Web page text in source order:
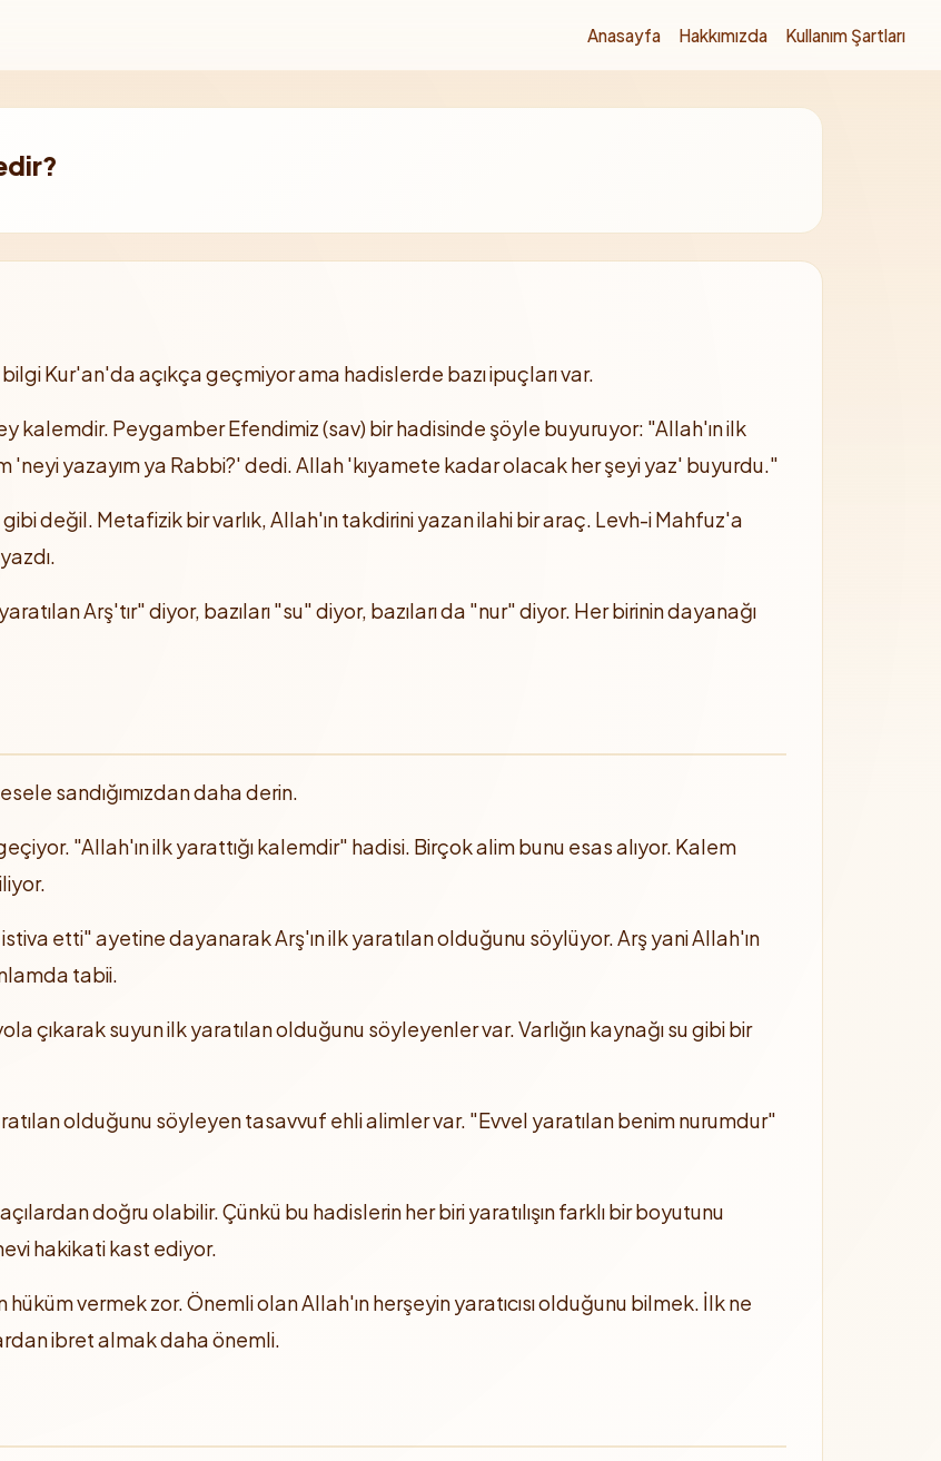
Anasayfa Hakkımızda Kullanım Şartları
Kur'an'da açıkça geçmiyor ama hadislerde bazı ipuçları var.
kalemdir. Peygamber Efendimiz (sav) bir hadisinde şöyle buyuruyor: "Allah'ın ilk
'neyi yazayım ya Rabbi?' dedi. Allah 'kıyamete kadar olacak her şeyi yaz' buyurdu."
değil. Metafizik bir varlık, Allah'ın takdirini yazan ilahi bir araç. Levh-i Mahfuz'a
Arş'tır" diyor, bazıları "su" diyor, bazıları da "nur" diyor. Her birinin dayanağı
sandığımızdan daha derin.
"Allah'ın ilk yarattığı kalemdir" hadisi. Birçok alim bunu esas alıyor. Kalem
etti" ayetine dayanarak Arş'ın ilk yaratılan olduğunu söylüyor. Arş yani Allah'ın
tabii.
çıkarak suyun ilk yaratılan olduğunu söyleyenler var. Varlığın kaynağı su gibi bir
olduğunu söyleyen tasavvuf ehli alimler var. "Evvel yaratılan benim nurumdur"
doğru olabilir. Çünkü bu hadislerin her biri yaratılışın farklı bir boyutunu
hakikati kast ediyor.
vermek zor. Önemli olan Allah'ın herşeyin yaratıcısı olduğunu bilmek. İlk ne
ibret almak daha önemli.